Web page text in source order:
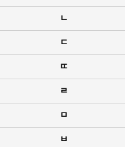
ㄴ
ㄷ
ㄸ
ㄹ
ㅁ
ㅂ